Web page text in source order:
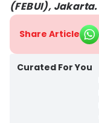
(FEBUI), Jakarta.
Share Article
Curated For You